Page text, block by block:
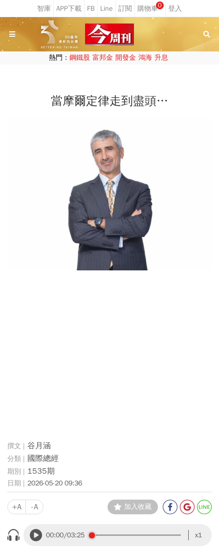
0
熱門： 鋼鐵股 富邦金 開發金 鴻海 升息
當摩爾定律走到盡頭…
谷月涵
國際總經
1535期
2026-05-20 09:36
+A -A 加入收藏
00:00/03:25 x1